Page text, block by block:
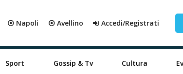
⦿ Napoli ⦿ Avellino Accedi/Registrati
Sport Gossip & Tv Cultura